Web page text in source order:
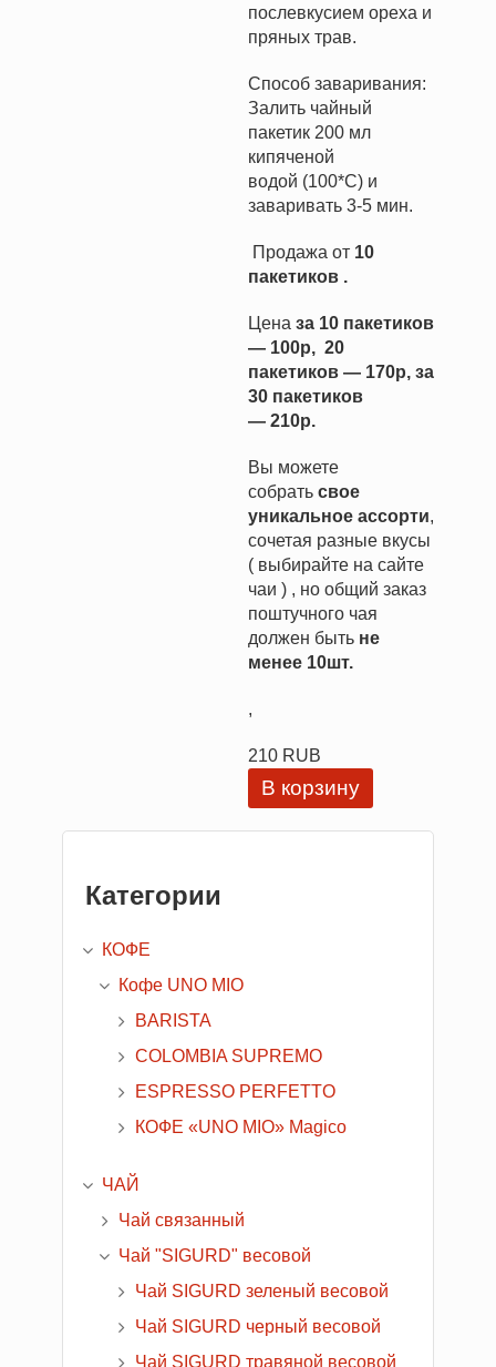
послевкусием ореха и
пряных трав.
Способ заваривания:
Залить чайный
пакетик 200 мл
кипяченой
водой (100*С) и
заваривать 3-5 мин.
Продажа от 10
пакетиков .
Цена за 10 пакетиков
— 100р, 20
пакетиков — 170р, за
30 пакетиков
— 210р.
Вы можете
собрать свое
уникальное ассорти,
сочетая разные вкусы
( выбирайте на сайте
чаи ) , но общий заказ
поштучного чая
должен быть не
менее 10шт.
,
210 RUB
Категории
КОФЕ
Кофе UNO MIO
BARISTA
COLOMBIA SUPREMO
ESPRESSO PERFETTO
КОФЕ «UNO MIO» Magico
ЧАЙ
Чай связанный
Чай "SIGURD" весовой
Чай SIGURD зеленый весовой
Чай SIGURD черный весовой
Чай SIGURD травяной весовой